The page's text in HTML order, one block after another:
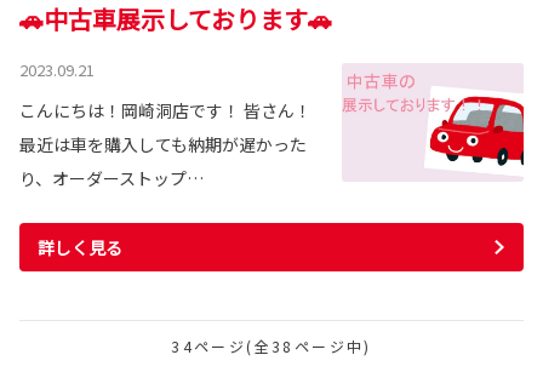
🚗中古車展示しております🚗
2023.09.21
こんにちは！岡崎洞店です！ 皆さん！
最近は車を購入しても納期が遅かった
り、オーダーストップ…
詳しく見る
34ページ(全38ページ中)